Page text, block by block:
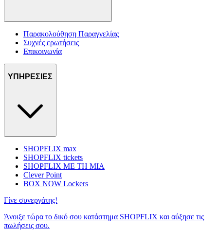
Παρακολούθηση Παραγγελίας
Συχνές ερωτήσεις
Επικοινωνία
ΥΠΗΡΕΣΙΕΣ
SHOPFLIX max
SHOPFLIX tickets
SHOPFLIX ΜΕ ΤΗ ΜΙΑ
Clever Point
BOX NOW Lockers
Γίνε συνεργάτης!
Άνοιξε τώρα το δικό σου κατάστημα SHOPFLIX και αύξησε τις
πωλήσεις σου.